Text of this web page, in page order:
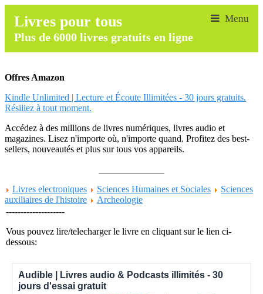
Livres pour tous
Plus de 6000 livres gratuits en ligne
Offres Amazon
Kindle Unlimited | Lecture et Écoute Illimitées - 30 jours gratuits.
Résiliez à tout moment.
Accédez à des millions de livres numériques, livres audio et
magazines. Lisez n'importe où, n'importe quand. Profitez des best-
sellers, nouveautés et plus sur tous vos appareils.
Livres electroniques
Sciences Humaines et Sociales
Sciences
auxiliaires de l'histoire
Archeologie
--------------------
Vous pouvez lire/telecharger le livre en cliquant sur le lien ci-
dessous:
Audible | Livres audio & Podcasts illimités - 30
jours d'essai gratuit